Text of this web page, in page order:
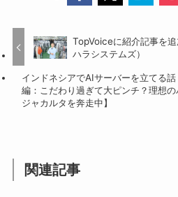
TopVoiceに紹介記事を
ハラシステムズ）
インドネシアでAIサーバーを立てる
編：こだわり過ぎて大ピンチ？理想
ジャカルタを奔走中】
関連記事